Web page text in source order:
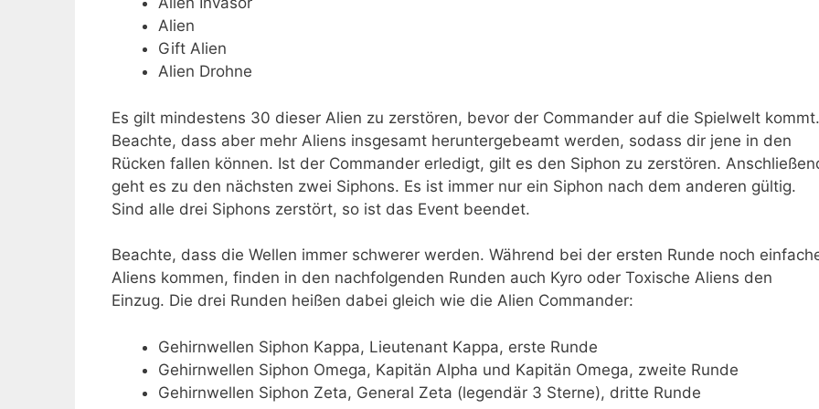
Alien
Gift Alien
Alien Drohne
Es gilt mindestens 30 dieser Alien zu zerstören, bevor der Commander auf die Spielwelt kommt.
Beachte, dass aber mehr Aliens insgesamt heruntergebeamt werden, sodass dir jene in den
Rücken fallen können. Ist der Commander erledigt, gilt es den Siphon zu zerstören.
geht es zu den nächsten zwei Siphons. Es ist immer nur ein Siphon nach dem anderen gültig.
Sind alle drei Siphons zerstört, so ist das Event beendet.
Beachte, dass die Wellen immer schwerer werden. Während bei der ersten Runde noch
Aliens kommen, finden in den nachfolgenden Runden auch Kyro oder Toxische Aliens den
Einzug. Die drei Runden heißen dabei gleich wie die Alien Commander:
Gehirnwellen Siphon Kappa, Lieutenant Kappa, erste Runde
Gehirnwellen Siphon Omega, Kapitän Alpha und Kapitän Omega, zweite Runde
Gehirnwellen Siphon Zeta, General Zeta (legendär 3 Sterne), dritte Runde